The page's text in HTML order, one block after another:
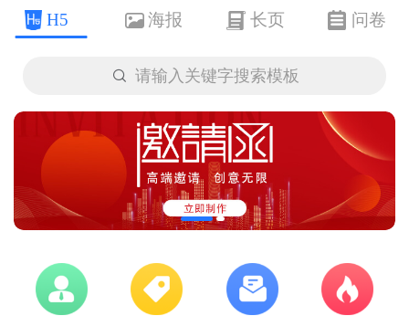
H5 海报 长页 问卷
 请输入关键字搜索模板